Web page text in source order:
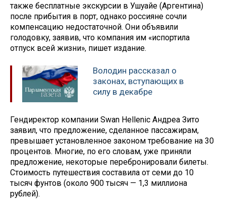
также бесплатные экскурсии в Ушуайе (Аргентина)
после прибытия в порт, однако россияне сочли
компенсацию недостаточной. Они объявили
голодовку, заявив, что компания им «испортила
отпуск всей жизни», пишет издание.
Володин рассказал о
законах, вступающих в
силу в декабре
Гендиректор компании Swan Hellenic Андреа Зито
заявил, что предложение, сделанное пассажирам,
превышает установленное законом требование на 30
процентов. Многие, по его словам, уже приняли
предложение, некоторые перебронировали билеты.
Стоимость путешествия составила от семи до 10
тысяч фунтов (около 900 тысяч — 1,3 миллиона
рублей).